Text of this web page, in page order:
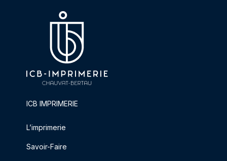
ICB IMPRIMERIE
L’imprimerie
Savoir-Faire